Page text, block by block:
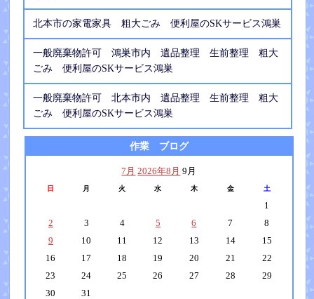
北本市の家電家具 粗大ごみ 便利屋のSKサービス鴻巣
一般廃棄物許可 鴻巣市内 遺品整理 生前整理 粗大
ごみ 便利屋のSKサービス鴻巣
一般廃棄物許可 北本市内 遺品整理 生前整理 粗大
ごみ 便利屋のSKサービス鴻巣
作業 ブログ
7月 2026年8月 9月
日 月 火 水 木 金 土
1
2
3 4 5 6 7
8
9
10 11 12 13 14
15
16
17 18 19 20 21
22
23
24 25 26 27 28
29
30
31